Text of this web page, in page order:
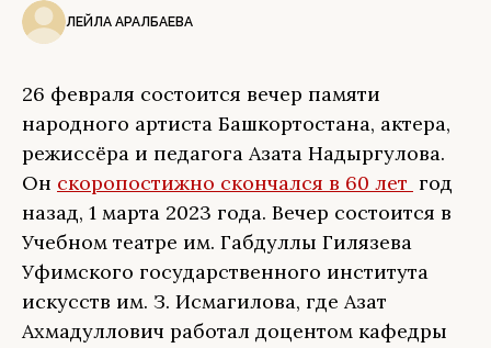
ЛЕЙЛА АРАЛБАЕВА
26 февраля состоится вечер памяти
народного артиста Башкортостана, актера,
режиссёра и педагога Азата Надыргулова.
Он скоропостижно скончался в 60 лет год
назад, 1 марта 2023 года. Вечер состоится в
Учебном театре им. Габдуллы Гилязева
Уфимского государственного института
искусств им. З. Исмагилова, где Азат
Ахмадуллович работал доцентом кафедры